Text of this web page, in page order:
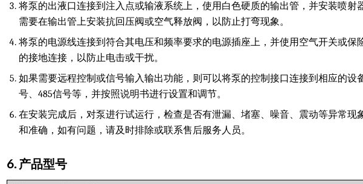
将泵的出液口连接到注入点或输液系统上，使用白色硬质的输出管，并安装喷射
需要在输出管上安装抗回压阀或空气释放阀，以防止打弯现象。
将泵的电源线连接到符合其电压和频率要求的电源插座上，并使用空气开关或保
的接地连接，以防止电击或干扰。
如果需要远程控制或信号输入输出功能，则可以将泵的控制接口连接到相应的设
号、485信号等，并按照说明书进行设置和调节。
在安装完成后，对泵进行试运行，检查是否有泄漏、堵塞、噪音、震动等异常现
和准确，如有问题，请及时排除或联系售后服务人员。
6. 产品型号